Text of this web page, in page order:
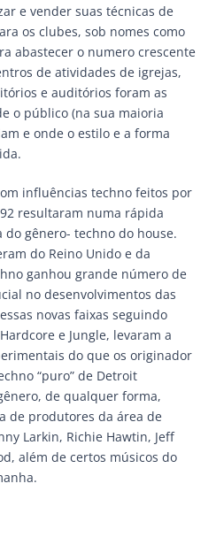
e vender suas técnicas de
os clubes, sob nomes como
abastecer o numero crescente
de atividades de igrejas,
e auditórios foram as
o público (na sua maioria
e onde o estilo e a forma
influências techno feitos por
resultaram numa rápida
gênero- techno do house.
do Reino Unido e da
ganhou grande número de
no desenvolvimentos das
novas faixas seguindo
e Jungle, levaram a
do que os originador
“puro” de Detroit
de qualquer forma,
de produtores da área de
Larkin, Richie Hawtin, Jeff
além de certos músicos do